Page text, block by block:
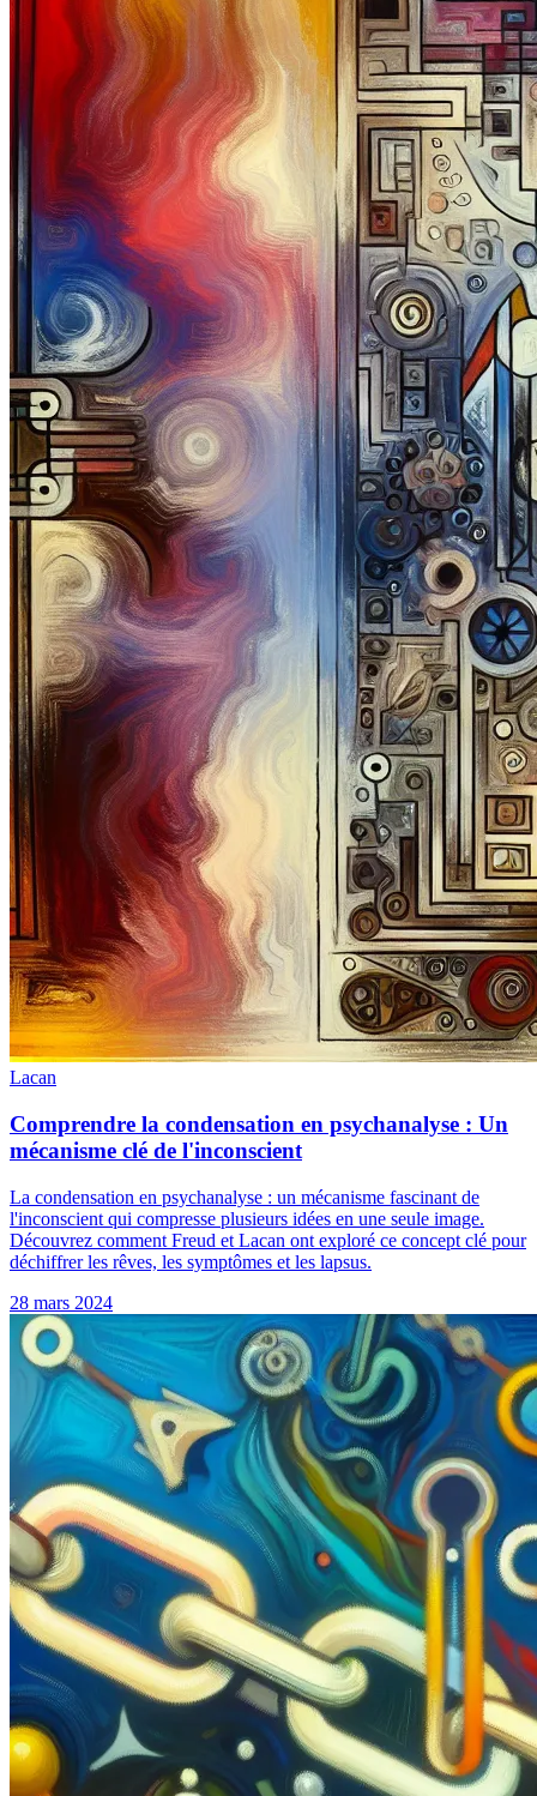
Lacan
Comprendre la condensation en psychanalyse : Un
mécanisme clé de l'inconscient
La condensation en psychanalyse : un mécanisme fascinant de
l'inconscient qui compresse plusieurs idées en une seule image.
Découvrez comment Freud et Lacan ont exploré ce concept clé pour
déchiffrer les rêves, les symptômes et les lapsus.
28 mars 2024